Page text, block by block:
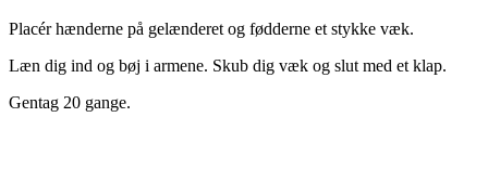
Placér hænderne på gelænderet og fødderne et stykke væk.
Læn dig ind og bøj i armene. Skub dig væk og slut med et klap.
Gentag 20 gange.